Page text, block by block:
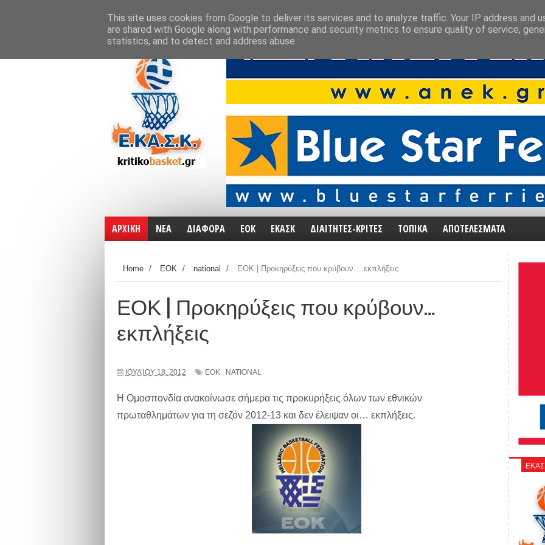
ΑΡΧΙΚΗ ΝΕΑ ΔΙΑΦΟΡΑ ΕΟΚ ΕΚΑΣΚ ΔΙΑΙΤΗΤΕΣ-ΚΡΙΤΕΣ ΤΟΠΙΚΑ ΑΠΟΤΕΛΕΣΜΑΤΑ
Home / ΕΟΚ / national / ΕΟΚ | Προκηρύξεις που κρύβουν… εκπλήξεις
ΕΟΚ | Προκηρύξεις που κρύβουν…
εκπλήξεις
ΙΟΥΛΊΟΥ 18, 2012 ΕΟΚ , NATIONAL
Η Ομοσπονδία ανακοίνωσε σήμερα τις προκυρήξεις όλων των εθνικών
πρωταθλημάτων για τη σεζόν 2012-13 και δεν έλειψαν οι… εκπλήξεις.
This site uses cookies from Google to deliver its services and to analyze traffic. Your IP address and
are shared with Google along with performance and security metrics to ensure quality of service,
statistics, and to detect and address abuse.